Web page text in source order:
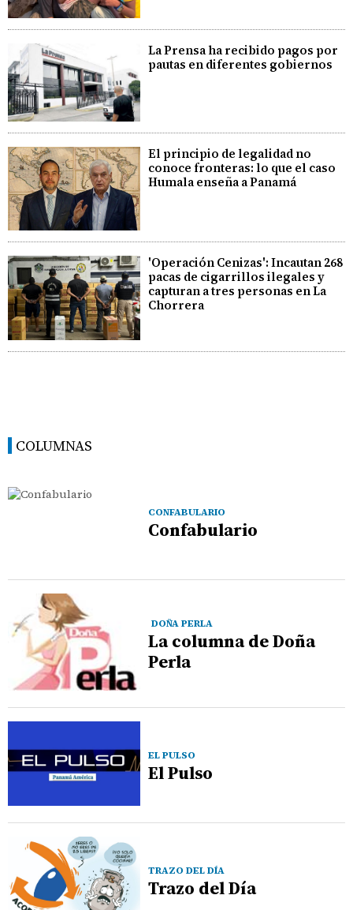
La Prensa ha recibido pagos por
pautas en diferentes gobiernos
El principio de legalidad no
conoce fronteras: lo que el caso
Humala enseña a Panamá
'Operación Cenizas': Incautan 268
pacas de cigarrillos ilegales y
capturan a tres personas en La
Chorrera
COLUMNAS
CONFABULARIO
Confabulario
DOÑA PERLA
La columna de Doña
Perla
EL PULSO
El Pulso
TRAZO DEL DÍA
Trazo del Día